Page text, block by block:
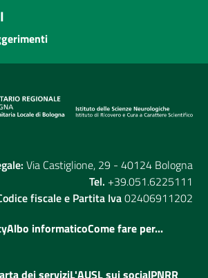
Via Castiglione, 29 - 40124 Bologna
Tel. +39.051.6225111
fiscale e Partita Iva02406911202
Albo informaticoCome fare per...